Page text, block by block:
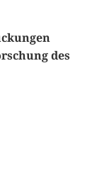
des